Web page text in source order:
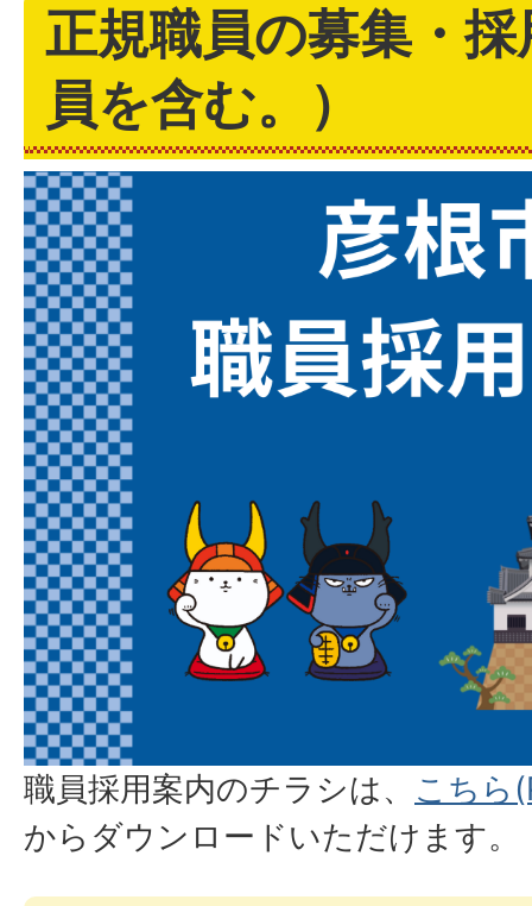
正規職員の募集・
員を含む。）
職員採用案内のチラシは、 こちら
からダウンロードいただけます。